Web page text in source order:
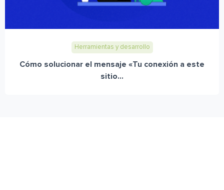
Herramientas y desarrollo
Cómo solucionar el mensaje «Tu conexión a este
sitio...